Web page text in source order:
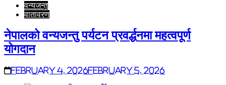
वन्यजन्तु
वातावरण
नेपालको वन्यजन्तु पर्यटन प्रवर्द्धनमा महत्वपूर्ण
योगदान
February 4, 2026February 5, 2026